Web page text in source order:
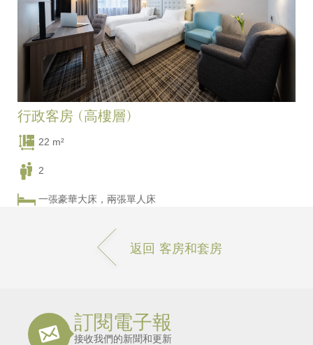
行政客房 (高樓層)
22 m²
2
一張豪華大床，兩張單人床
返回 客房和套房
訂閱電子報
接收我們的新聞和更新